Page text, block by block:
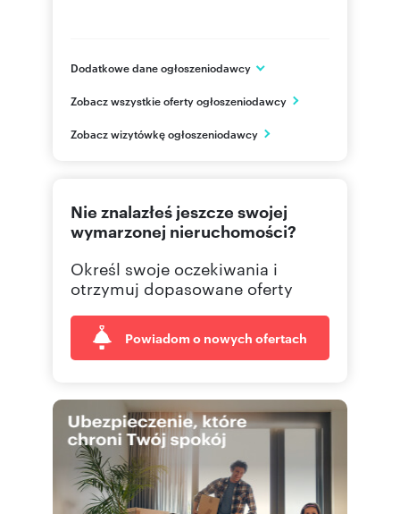
Dodatkowe dane ogłoszeniodawcy
Kraków
PL
Zobacz wszystkie oferty ogłoszeniodawcy
Zobacz wizytówkę ogłoszeniodawcy
Nie znalazłeś jeszcze swojej
wymarzonej nieruchomości?
Określ swoje oczekiwania i
otrzymuj dopasowane oferty
Powiadom o nowych ofertach